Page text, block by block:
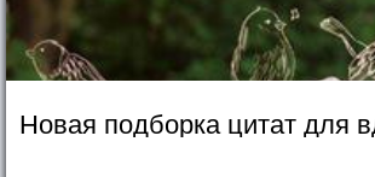
Новая подборка цитат для